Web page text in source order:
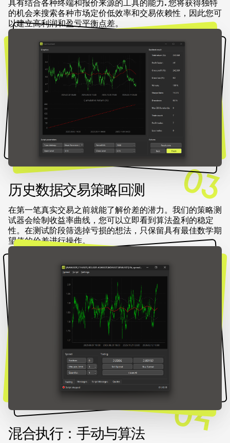
具有结合各种终端和报价来源的工具的能力. 您将获得独特
的机会来搜索各种市场定价低效率和交易依赖性，因此您可
以建立高利润和盈亏平衡点差。
03
历史数据交易策略回测
在第一笔真实交易之前就能了解价差的潜力。我们的策略测
试器会绘制收益率曲线，您可以立即看到算法盈利的稳定
性。在测试阶段筛选掉亏损的想法，只保留具有最佳数学期
望值的价差进行操作。
04
混合执行：手动与算法